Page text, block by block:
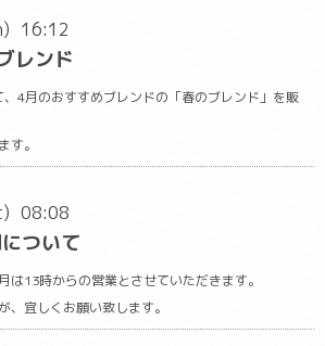
16:12
レンド
4月のおすすめブレンドの「春のブレンド」を販
す。
08:08
ついて
は13時からの営業とさせていただきます。
、宜しくお願い致します。